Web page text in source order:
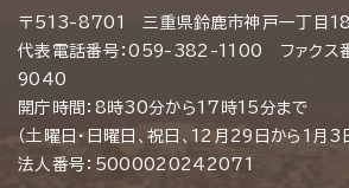
〒513-8701 三重県鈴鹿市神戸一丁目
代表電話番号：059-382-1100 ファクス
9040
開庁時間：8時30分から17時15分まで
（土曜日・日曜日、祝日、12月29日から1月3
法人番号：5000020242071